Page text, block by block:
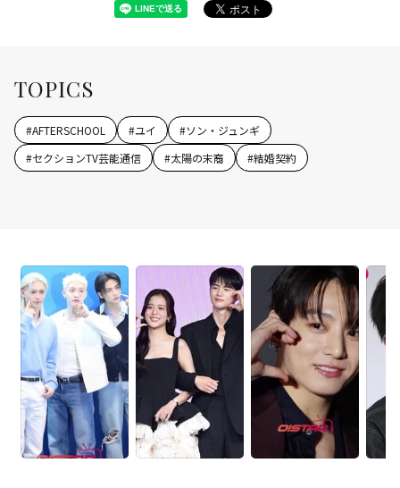
TOPICS
#AFTERSCHOOL #ユイ #ソン・ジュンギ
#セクションTV芸能通信 #太陽の末裔 #結婚契約